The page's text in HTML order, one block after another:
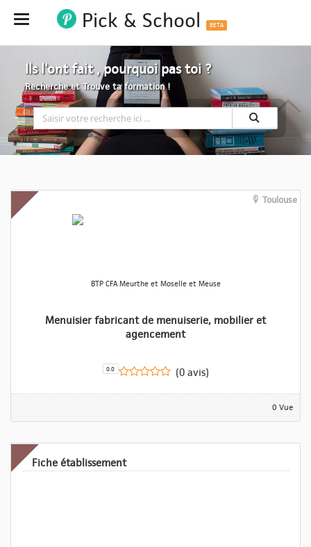
Hide Pick & School BETA
Ils l'ont fait , pourquoi pas toi ?
Recherche et Trouve ta formation !
Toulouse
BTP CFA Meurthe et Moselle et Meuse
Menuisier fabricant de menuiserie, mobilier et
agencement
0.0 (0 avis)
0 Vue
Fiche établissement